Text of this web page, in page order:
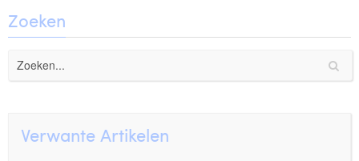
Zoeken
Verwante Artikelen